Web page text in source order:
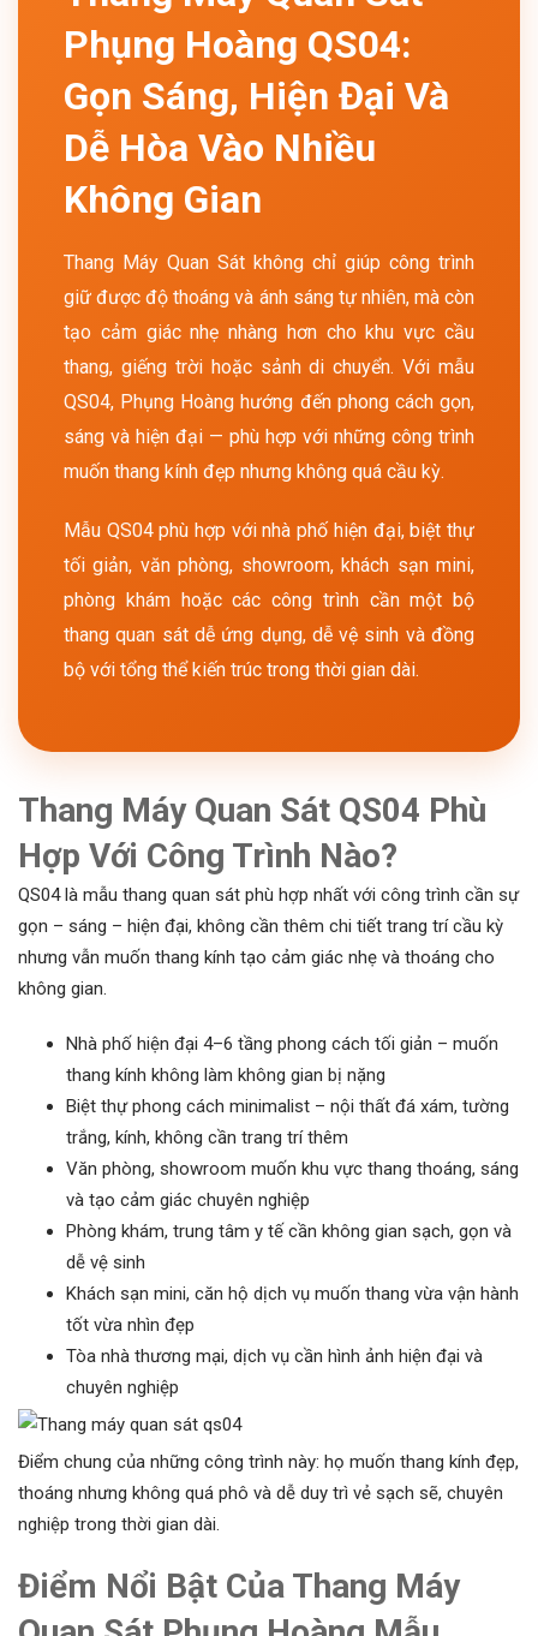
Phụng Hoàng QS04:
Gọn Sáng, Hiện Đại Và
Dễ Hòa Vào Nhiều
Không Gian
Thang Máy Quan Sát không chỉ giúp công trình
giữ được độ thoáng và ánh sáng tự nhiên, mà còn
tạo cảm giác nhẹ nhàng hơn cho khu vực cầu
thang, giếng trời hoặc sảnh di chuyển. Với mẫu
QS04, Phụng Hoàng hướng đến phong cách gọn,
sáng và hiện đại — phù hợp với những công trình
muốn thang kính đẹp nhưng không quá cầu kỳ.
Mẫu QS04 phù hợp với nhà phố hiện đại, biệt thự
tối giản, văn phòng, showroom, khách sạn mini,
phòng khám hoặc các công trình cần một bộ
thang quan sát dễ ứng dụng, dễ vệ sinh và đồng
bộ với tổng thể kiến trúc trong thời gian dài.
Thang Máy Quan Sát QS04 Phù
Hợp Với Công Trình Nào?
QS04 là mẫu thang quan sát phù hợp nhất với công trình cần sự
gọn – sáng – hiện đại, không cần thêm chi tiết trang trí cầu kỳ
nhưng vẫn muốn thang kính tạo cảm giác nhẹ và thoáng cho
không gian.
Nhà phố hiện đại 4–6 tầng phong cách tối giản – muốn
thang kính không làm không gian bị nặng
Biệt thự phong cách minimalist – nội thất đá xám, tường
trắng, kính, không cần trang trí thêm
Văn phòng, showroom muốn khu vực thang thoáng, sáng
và tạo cảm giác chuyên nghiệp
Phòng khám, trung tâm y tế cần không gian sạch, gọn và
dễ vệ sinh
Khách sạn mini, căn hộ dịch vụ muốn thang vừa vận hành
tốt vừa nhìn đẹp
Tòa nhà thương mại, dịch vụ cần hình ảnh hiện đại và
chuyên nghiệp
Điểm chung của những công trình này: họ muốn thang kính đẹp,
thoáng nhưng không quá phô và dễ duy trì vẻ sạch sẽ, chuyên
nghiệp trong thời gian dài.
Điểm Nổi Bật Của Thang Máy